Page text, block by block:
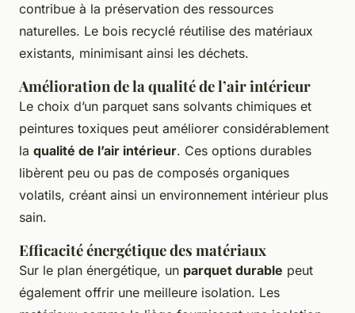
contribue à la préservation des ressources
naturelles. Le bois recyclé réutilise des matériaux
existants, minimisant ainsi les déchets.
Amélioration de la qualité de l’air intérieur
Le choix d’un parquet sans solvants chimiques et
peintures toxiques peut améliorer considérablement
la qualité de l’air intérieur. Ces options durables
libèrent peu ou pas de composés organiques
volatils, créant ainsi un environnement intérieur plus
sain.
Efficacité énergétique des matériaux
Sur le plan énergétique, un parquet durable peut
également offrir une meilleure isolation. Les